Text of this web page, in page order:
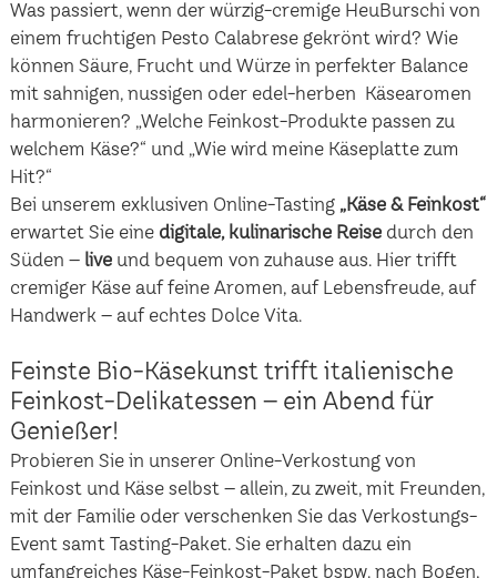
Was passiert, wenn der würzig-cremige HeuBurschi von
einem fruchtigen Pesto Calabrese gekrönt wird? Wie
können Säure, Frucht und Würze in perfekter Balance
mit sahnigen, nussigen oder edel-herben Käsearomen
harmonieren? „Welche Feinkost-Produkte passen zu
welchem Käse?“ und „Wie wird meine Käseplatte zum
Hit?“
Bei unserem exklusiven Online-Tasting „Käse & Feinkost“
erwartet Sie eine digitale, kulinarische Reisedurch den
Süden – live und bequem von zuhause aus. Hier trifft
cremiger Käse auf feine Aromen, auf Lebensfreude, auf
Handwerk – auf echtes Dolce Vita.
Feinste Bio-Käsekunst trifft italienische
Feinkost-Delikatessen – ein Abend für
Genießer!
Probieren Sie in unserer Online-Verkostung von
Feinkost und Käse selbst – allein, zu zweit, mit Freunden,
mit der Familie oder verschenken Sie das Verkostungs-
Event samt Tasting-Paket. Sie erhalten dazu ein
umfangreiches Käse-Feinkost-Paket bspw. nach Bogen,